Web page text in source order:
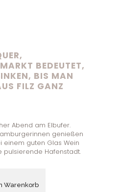
BEDEUTET,
BIS MAN
FILZ GANZ
Abend am Elbufer.
genießen
einem guten Glas Wein
pulsierende Hafenstadt.
Warenkorb